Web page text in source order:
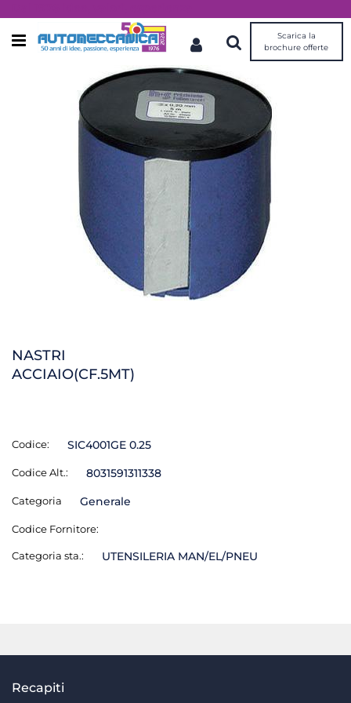
Open menu
Scarica la
brochure offerte
NASTRI
ACCIAIO(CF.5MT)
Codice: SIC4001GE 0.25
Codice Alt.: 8031591311338
Categoria Generale
Codice Fornitore:
Categoria sta.: UTENSILERIA MAN/EL/PNEU
Recapiti